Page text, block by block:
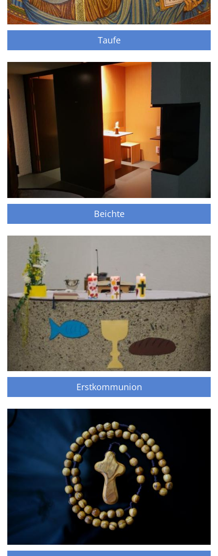
Taufe
Beichte
Erstkommunion